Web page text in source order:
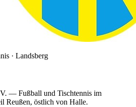
· Landsberg
— Fußball und Tischtennis im
Reußen, östlich von Halle.